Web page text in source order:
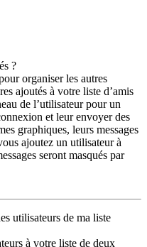
?
organiser les autres
ajoutés à votre liste d’amis
de l’utilisateur pour un
et leur envoyer des
graphiques, leurs messages
ajoutez un utilisateur à
seront masqués par
utilisateurs de ma liste
à votre liste de deux